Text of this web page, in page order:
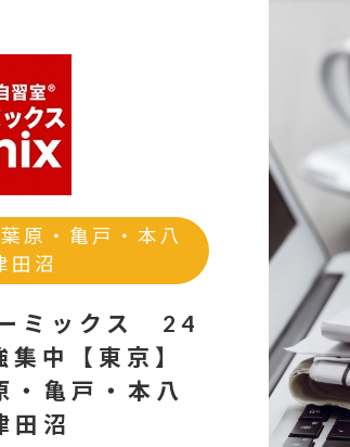
原・亀戸・本八
田沼
ミックス 24
中【東京】
・亀戸・本八
田沼